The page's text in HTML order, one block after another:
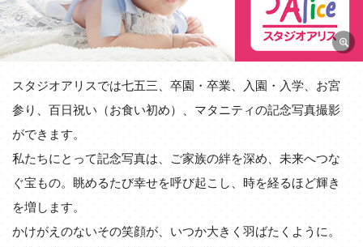
スタジオアリスでは七五三、卒園・卒業、入園・入学、お宮
参り、百日祝い（お食い初め）、マタニティの記念写真撮影
ができます。
私たちにとって記念写真は、ご家族の絆を深め、未来へつな
ぐ宝もの。眺めるたび幸せを呼び起こし、時を経るほど輝き
を増します。
かけがえのないその笑顔が、いつか大きく羽ばたくように。